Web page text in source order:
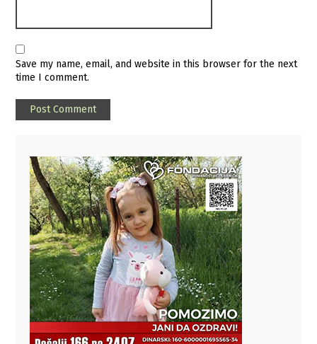
Save my name, email, and website in this browser for the next
time I comment.